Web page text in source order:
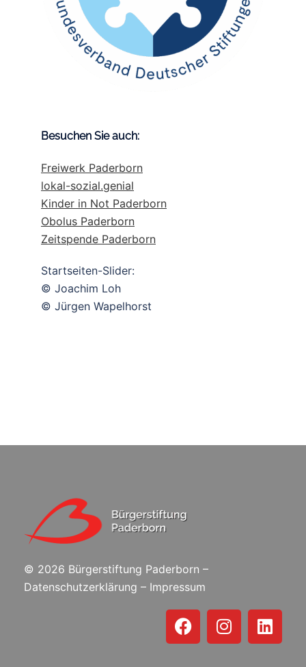
Besuchen Sie auch:
Freiwerk Paderborn
lokal-sozial.genial
Kinder in Not Paderborn
Obolus Paderborn
Zeitspende Paderborn
Startseiten-Slider:
© Joachim Loh
© Jürgen Wapelhorst
© 2026 Bürgerstiftung Paderborn –
Datenschutzerklärung – Impressum